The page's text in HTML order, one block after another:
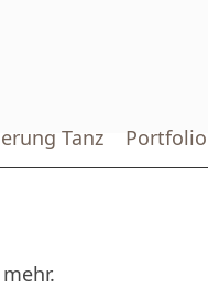
Tanz Portfolio